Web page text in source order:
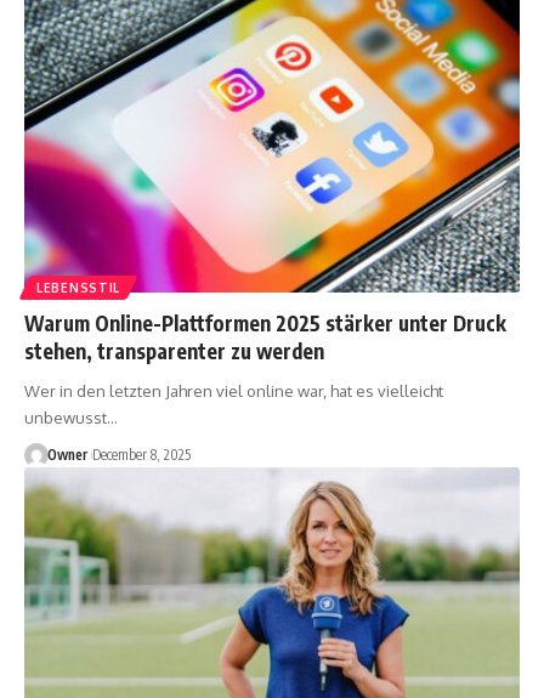
LEBENSSTIL
Warum Online-Plattformen 2025 stärker unter Druck
stehen, transparenter zu werden
Wer in den letzten Jahren viel online war, hat es vielleicht
unbewusst…
Owner December 8, 2025